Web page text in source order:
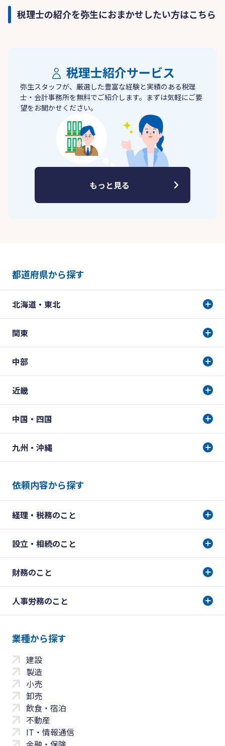
税理士の紹介を弥生におまかせしたい方はこちら
税理士紹介サービス
弥生スタッフが、厳選した豊富な経験と実績のある税理
士・会計事務所を無料でご紹介します。まずは気軽にご要
望をお聞かせください。
もっと見る
都道府県から探す
北海道・東北
関東
中部
近畿
中国・四国
九州・沖縄
依頼内容から探す
経理・税務のこと
設立・相続のこと
財務のこと
人事労務のこと
業種から探す
建設
製造
小売
卸売
飲食・宿泊
不動産
IT・情報通信